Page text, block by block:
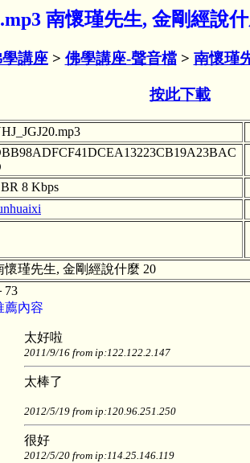
南懷瑾先生, 金剛經說
講座> 佛學講座-聲音檔> 南懷瑾
按此下載
8 Kbps
懷瑾先生, 金剛經說什麼 20
73
薦內容
太好啦
2011/9/16 from ip:122.122.2.147
太棒了
2012/5/19 from ip:120.96.251.250
很好
2012/5/20 from ip:114.25.146.119